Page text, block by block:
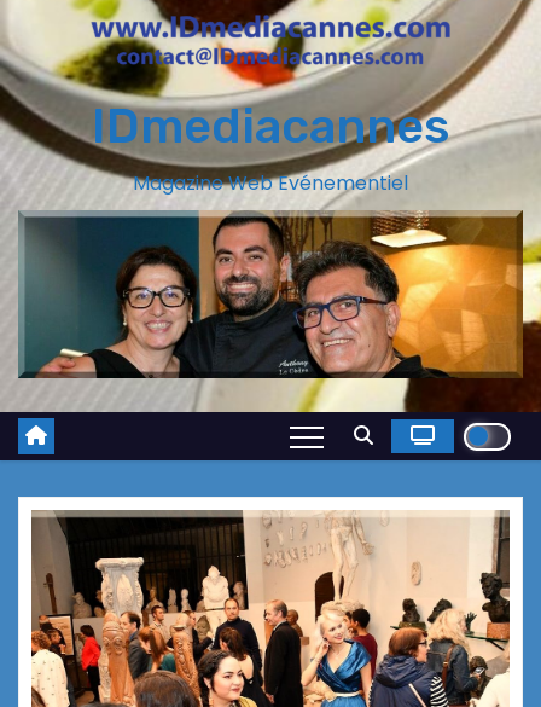
IDmediacannes
Magazine Web Evénementiel